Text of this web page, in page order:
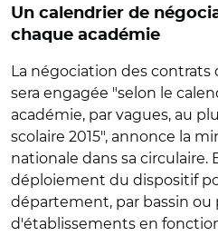
Un calendrier de
chaque académie
La négociation des
sera engagée "selon le
académie, par vagues, au
scolaire 2015", annonce la
nationale dans sa circulaire.
déploiement du dispositif
département, par bassin ou
d'établissements en